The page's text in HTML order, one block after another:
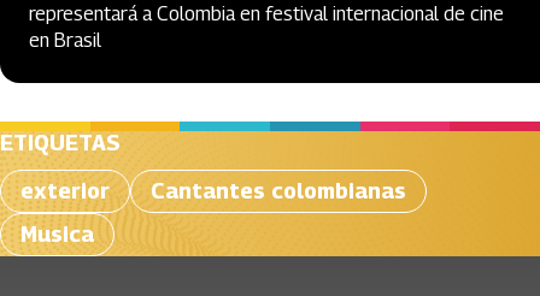
representará a Colombia en festival internacional de cine
en Brasil
ETIQUETAS
exterior
Cantantes colombianas
Musica